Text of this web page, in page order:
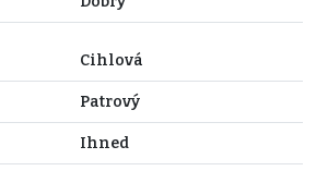
Cihlová
Patrový
Ihned